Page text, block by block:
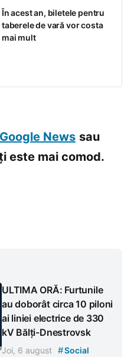
În acest an, biletele pentru
taberele de vară vor costa
mai mult
Google News sau
este mai comod.
ULTIMA ORĂ: Furtunile
au doborât circa 10 piloni
ai liniei electrice de 330
kV Bălți-Dnestrovsk
Joi, 6 august #Social